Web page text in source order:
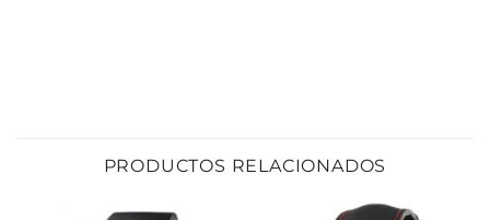
PRODUCTOS RELACIONADOS